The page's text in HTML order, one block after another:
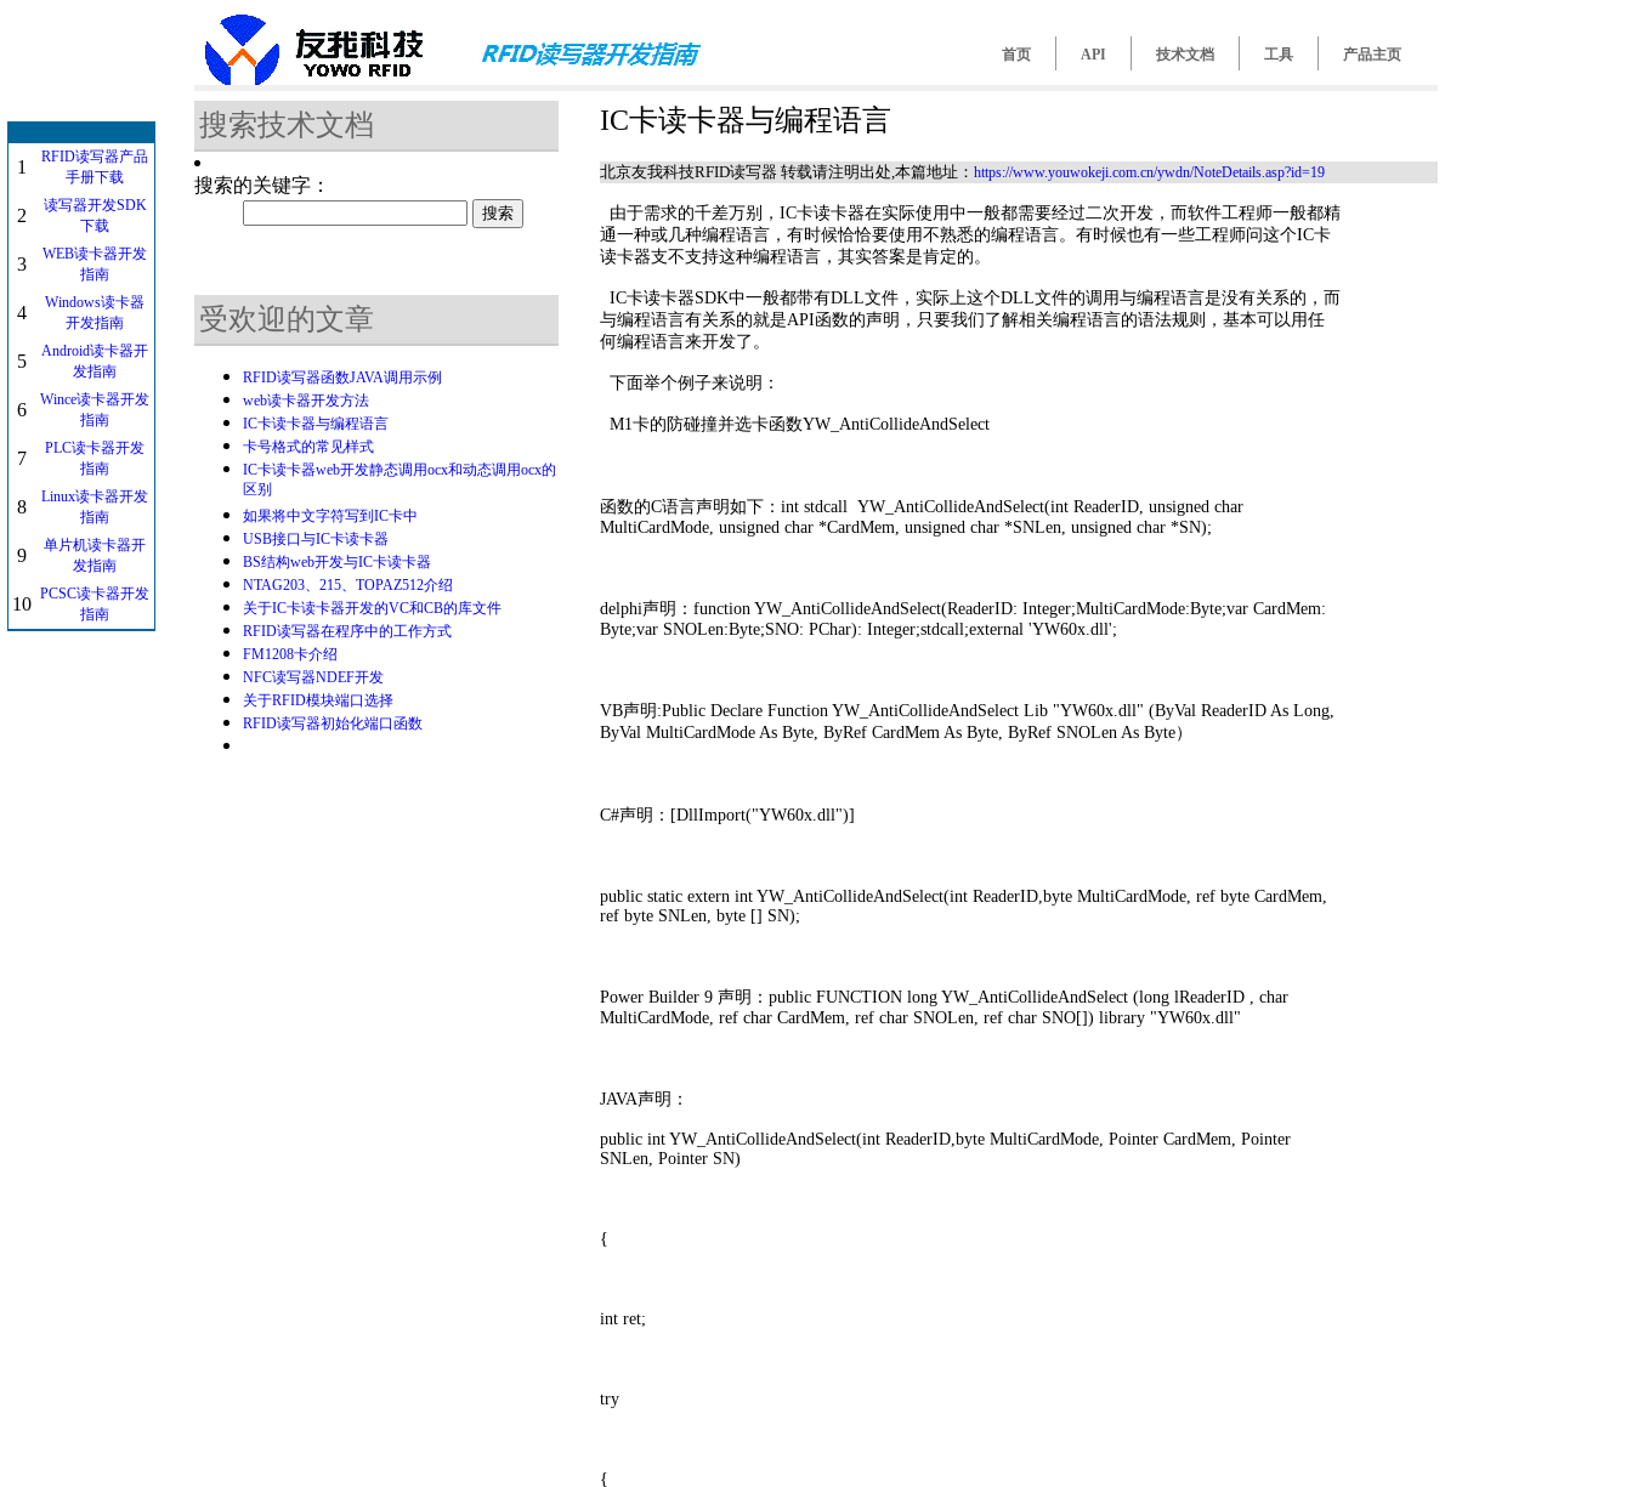
首页 API 技术文档 工具 产品主页
搜索技术文档
搜索的关键字：
受欢迎的文章
RFID读写器函数JAVA调用示例
web读卡器开发方法
IC卡读卡器与编程语言
卡号格式的常见样式
IC卡读卡器web开发静态调用ocx和动态调用ocx的
区别
如果将中文字符写到IC卡中
USB接口与IC卡读卡器
BS结构web开发与IC卡读卡器
NTAG203、215、TOPAZ512介绍
关于IC卡读卡器开发的VC和CB的库文件
RFID读写器在程序中的工作方式
FM1208卡介绍
NFC读写器NDEF开发
关于RFID模块端口选择
RFID读写器初始化端口函数
IC卡读卡器与编程语言
北京友我科技RFID读写器 转载请注明出处,本篇地址： https://www.youwokeji.com.cn/ywdn/NoteDetails.asp?id=19
由于需求的千差万别，IC卡读卡器在实际使用中一般都需要经过二次开发，而软件工程师一般都精
通一种或几种编程语言，有时候恰恰要使用不熟悉的编程语言。有时候也有一些工程师问这个IC卡
读卡器支不支持这种编程语言，其实答案是肯定的。
IC卡读卡器SDK中一般都带有DLL文件，实际上这个DLL文件的调用与编程语言是没有关系的，而
与编程语言有关系的就是API函数的声明，只要我们了解相关编程语言的语法规则，基本可以用任
何编程语言来开发了。
下面举个例子来说明：
M1卡的防碰撞并选卡函数YW_AntiCollideAndSelect
函数的C语言声明如下：int stdcall YW_AntiCollideAndSelect(int ReaderID, unsigned char
MultiCardMode, unsigned char *CardMem, unsigned char *SNLen, unsigned char *SN);
delphi声明：function YW_AntiCollideAndSelect(ReaderID: Integer;MultiCardMode:Byte;var CardMem:
Byte;var SNOLen:Byte;SNO: PChar): Integer;stdcall;external 'YW60x.dll';
VB声明:Public Declare Function YW_AntiCollideAndSelect Lib "YW60x.dll" (ByVal ReaderID As Long,
ByVal MultiCardMode As Byte, ByRef CardMem As Byte, ByRef SNOLen As Byte）
C#声明：[DllImport("YW60x.dll")]
public static extern int YW_AntiCollideAndSelect(int ReaderID,byte MultiCardMode, ref byte CardMem,
ref byte SNLen, byte [] SN);
Power Builder 9 声明：public FUNCTION long YW_AntiCollideAndSelect (long lReaderID , char
MultiCardMode, ref char CardMem, ref char SNOLen, ref char SNO[]) library "YW60x.dll"
JAVA声明：
public int YW_AntiCollideAndSelect(int ReaderID,byte MultiCardMode, Pointer CardMem, Pointer
SNLen, Pointer SN)
{
int ret;
try
{
1
RFID读写器产品
手册下载
2
读写器开发SDK
下载
3
WEB读卡器开发
指南
4
Windows读卡器
开发指南
5
Android读卡器开
发指南
6
Wince读卡器开发
指南
7
PLC读卡器开发
指南
8
Linux读卡器开发
指南
9
单片机读卡器开
发指南
10 PCSC读卡器开发
指南